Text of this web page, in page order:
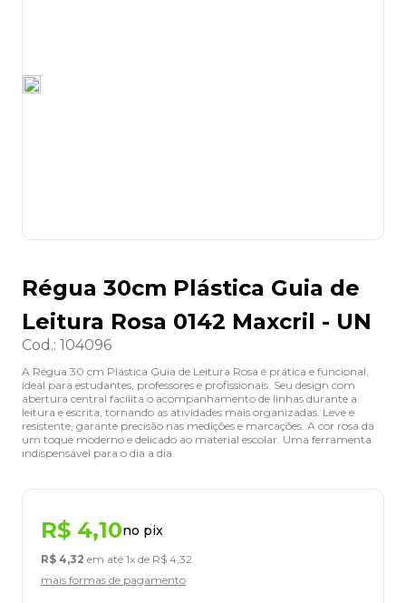
Régua 30cm Plástica Guia de
Leitura Rosa 0142 Maxcril - UN
Cod.: 104096
A Régua 30 cm Plástica Guia de Leitura Rosa é prática e funcional,
ideal para estudantes, professores e profissionais. Seu design com
abertura central facilita o acompanhamento de linhas durante a
leitura e escrita, tornando as atividades mais organizadas. Leve e
resistente, garante precisão nas medições e marcações. A cor rosa dá
um toque moderno e delicado ao material escolar. Uma ferramenta
indispensável para o dia a dia.
R$ 4,10no pix
R$ 4,32 em até 1x de R$ 4,32
mais formas de pagamento
8